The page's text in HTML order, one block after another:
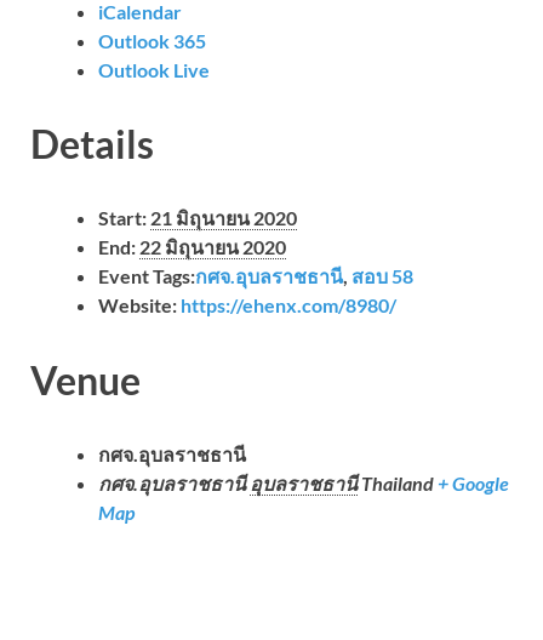
iCalendar
Outlook 365
Outlook Live
Details
Start: 21 มิถุนายน 2020
End: 22 มิถุนายน 2020
Event Tags:กศจ.อุบลราชธานี, สอบ 58
Website: https://ehenx.com/8980/
Venue
กศจ.อุบลราชธานี
กศจ.อุบลราชธานีอุบลราชธานี Thailand + Google
Map